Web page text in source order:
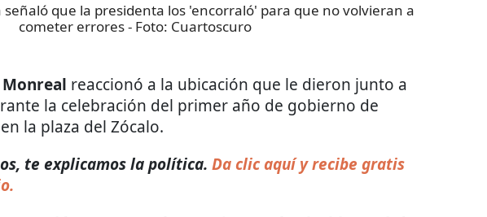
señaló que la presidenta los 'encorraló' para que no volvieran a
cometer errores- Foto: Cuartoscuro
reaccionó a la ubicación que le dieron junto a
la celebración del primer año de gobierno de
en la plaza del Zócalo.
te explicamos la política. Da clic aquí y recibe gratis